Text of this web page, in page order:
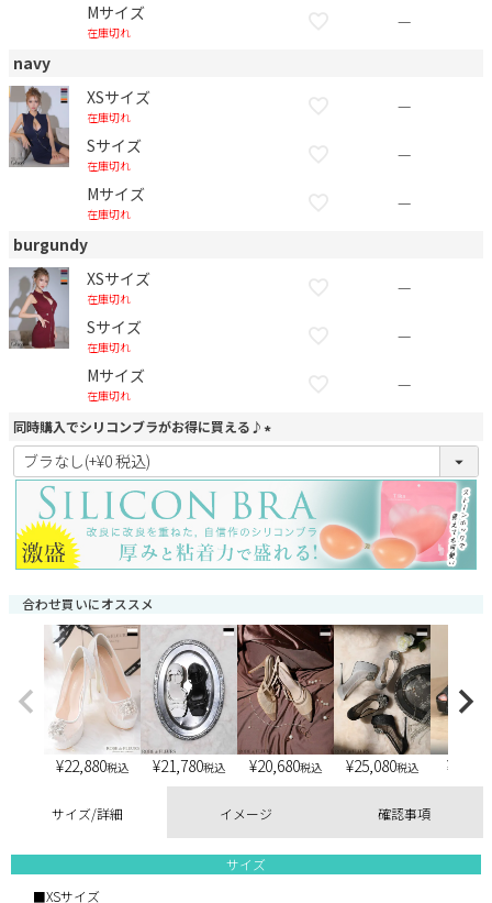
Mサイズ
在庫切れ
—
navy
XSサイズ
在庫切れ
—
Sサイズ
在庫切れ
—
Mサイズ
在庫切れ
—
burgundy
XSサイズ
在庫切れ
—
Sサイズ
在庫切れ
—
Mサイズ
在庫切れ
—
同時購入でシリコンブラがお得に買える♪
(
必
須
)
合わせ買いにオススメ
¥22,880税込 ¥21,780税込 ¥20,680税込 ¥25,080税込 ¥
サイズ/詳細 イメージ 確認事項
サイズ
■XSサイズ